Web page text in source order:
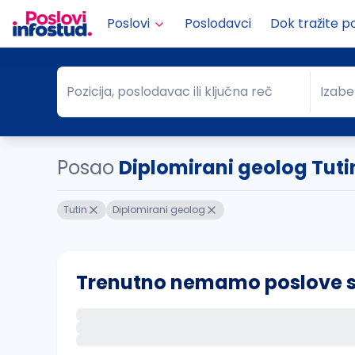
Poslovi Poslodavci Dok tražite
Pozicija, poslodavac ili ključna reč
Pozicija, poslodavac ili ključna reč Grad
Posao Diplomirani geolog
Tutin Diplomirani geolog
Trenutno nemamo poslove